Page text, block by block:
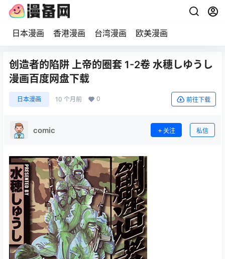
日本漫画 香港漫画 台湾漫画 欧美漫画
创造者的陷阱 上帝的圈套 1-2卷 水穗しゆうし
漫画百度网盘下载
日本漫画 10 个月前 0 前往下载
comic 关注 私信